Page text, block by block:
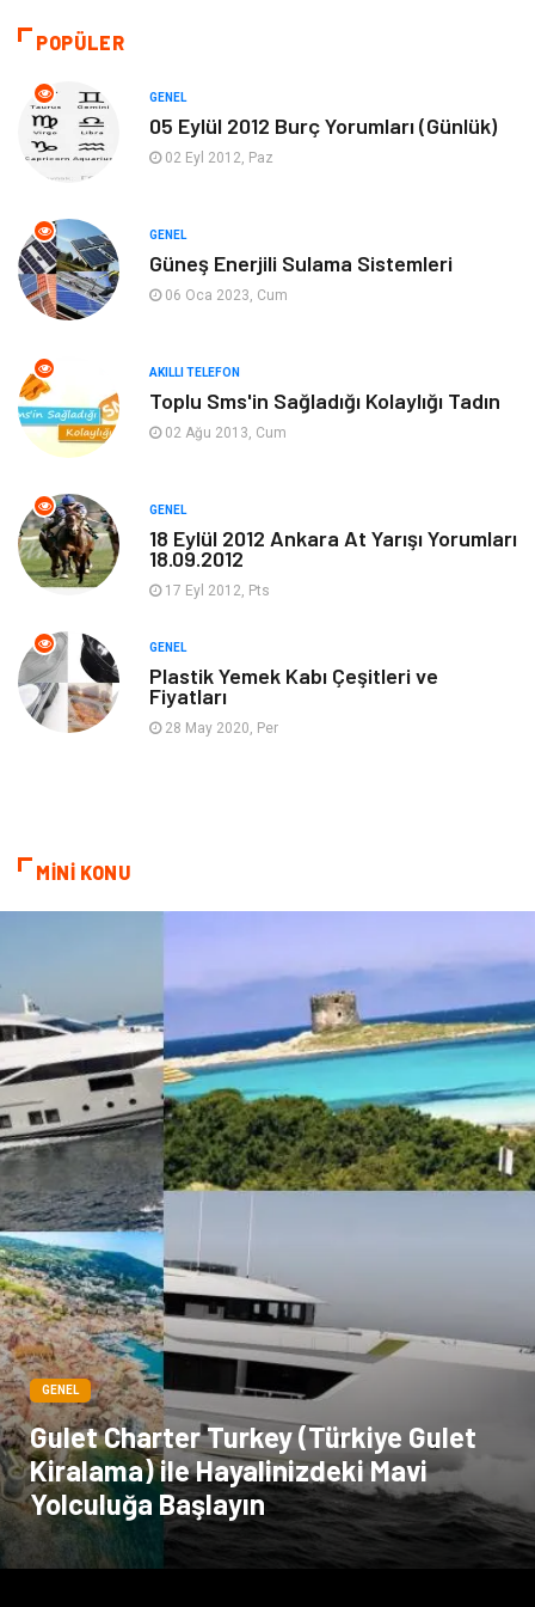
Akıllı Telefon
Soru-Cevap
Ekonomi
Tanıtıcı Reklam Alışveriş
Dekorasyon Tatil
Makine
Güzellik & Bakım
Organizasyon
Hizmet
Aksesuar
POPÜLER
GENEL
05 Eylül 2012 Burç Yorumları (Günlük)
02 Eyl 2012, Paz
GENEL
Güneş Enerjili Sulama Sistemleri
06 Oca 2023, Cum
AKILLI TELEFON
Toplu Sms'in Sağladığı Kolaylığı Tadın
02 Ağu 2013, Cum
GENEL
18 Eylül 2012 Ankara At Yarışı Yorumları
18.09.2012
17 Eyl 2012, Pts
GENEL
Plastik Yemek Kabı Çeşitleri ve
Fiyatları
28 May 2020, Per
MİNİ KONU
GENEL
Gulet Charter Turkey (Türkiye Gulet
Kiralama) ile Hayalinizdeki Mavi
Yolculuğa Başlayın